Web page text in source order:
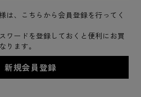
は、こちらから会員登録を行ってく
ワードを登録しておくと便利にお買
ります。